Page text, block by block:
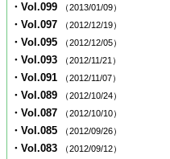
・Vol.099 （2013/01/09）
・Vol.097 （2012/12/19）
・Vol.095 （2012/12/05）
・Vol.093 （2012/11/21）
・Vol.091 （2012/11/07）
・Vol.089 （2012/10/24）
・Vol.087 （2012/10/10）
・Vol.085 （2012/09/26）
・Vol.083 （2012/09/12）